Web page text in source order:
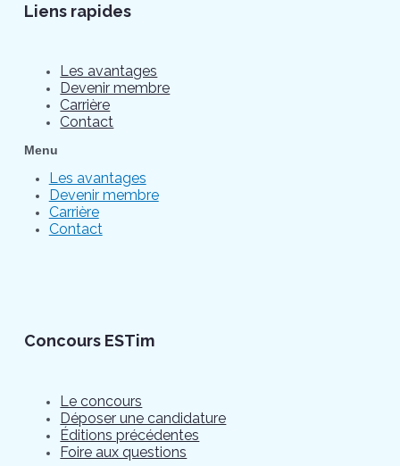
Liens rapides
Les avantages
Devenir membre
Carrière
Contact
Menu
Les avantages
Devenir membre
Carrière
Contact
Concours ESTim
Le concours
Déposer une candidature
Éditions précédentes
Foire aux questions